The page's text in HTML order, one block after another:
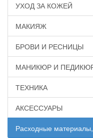
УХОД ЗА КОЖЕЙ
МАКИЯЖ
БРОВИ И РЕСНИЦЫ
МАНИКЮР И
ТЕХНИКА
АКСЕССУАРЫ
Расходные